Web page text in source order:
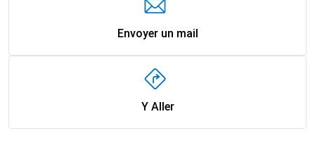
Envoyer un mail
Y Aller